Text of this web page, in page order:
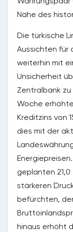
Nähe des
Die türkische
Aussichten für
weiterhin mit
Unsicherheit
Zentralbank
Woche
Kreditzins von
dies mit der
geplanten 21,0
stärkeren
befürchten,
hinaus erhöht